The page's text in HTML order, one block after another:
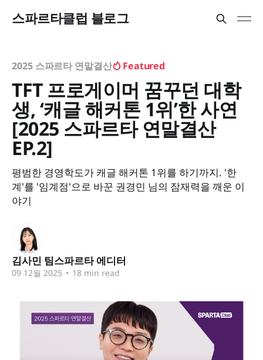
스파르타클럽 블로그
2025 스파르타 연말결산 Featured
TFT 프로게이머 꿈꾸던 대학
생, ‘캐글 해커톤 1위’한 사연
[2025 스파르타 연말결산
EP.2]
평범한 경영학도가 캐글 해커톤 1위를 하기까지. '한
계'를 '임계점'으로 바꾼 권경민 님의 잠재력을 깨운 이
야기
김사민 팀스파르타 에디터
09 12월 2025 • 18 min read